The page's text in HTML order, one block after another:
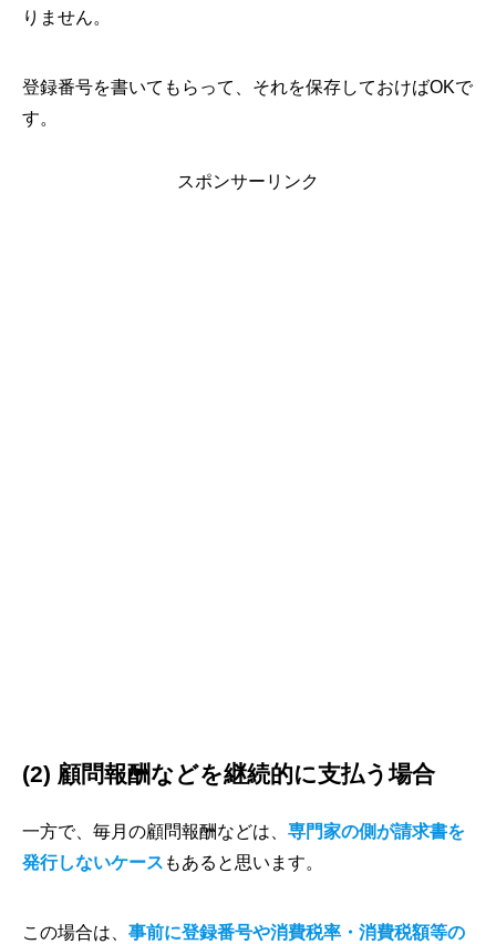
りません。
登録番号を書いてもらって、それを保存しておけばOKで
す。
スポンサーリンク
(2) 顧問報酬などを継続的に支払う場合
一方で、毎月の顧問報酬などは、 専門家の側が請求書を
発行しないケース もあると思います。
この場合は、 事前に登録番号や消費税率・消費税額等の